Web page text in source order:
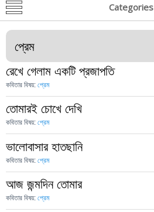
Categories
প্রেম
রেখে গেলাম একটি প্রজাপতি
কবিতার বিষয়: প্রেম
তোমারই চোখে দেখি
কবিতার বিষয়: প্রেম
ভালোবাসার হাতছানি
কবিতার বিষয়: প্রেম
আজ জন্মদিন তোমার
কবিতার বিষয়: প্রেম